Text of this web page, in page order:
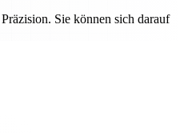
Sie können sich darauf